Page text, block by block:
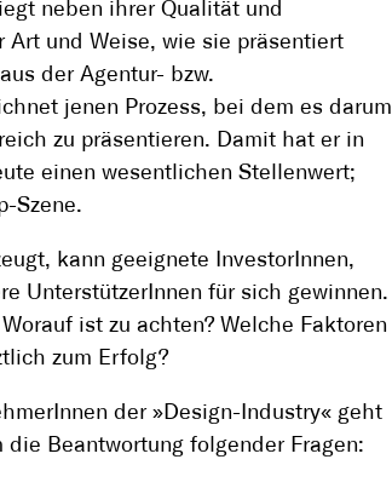
neben ihrer Qualität und
Art und Weise, wie sie präsentiert
der Agentur- bzw.
jenen Prozess, bei dem es darum
zu präsentieren. Damit hat er in
einen wesentlichen Stellenwert;
Szene.
kann geeignete InvestorInnen,
UnterstützerInnen für sich gewinnen.
ist zu achten? Welche Faktoren
zum Erfolg?
der »Design-Industry« geht
die Beantwortung folgender Fragen: